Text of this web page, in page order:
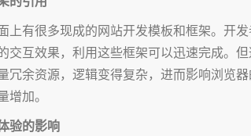
上有很多现成的网站开发模板和框架。开
交互效果，利用这些框架可以迅速完成。
冗余资源，逻辑变得复杂，进而影响浏览
增加。
验的影响